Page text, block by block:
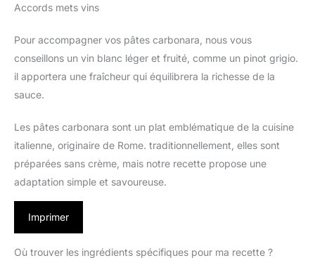
Accords mets vins
Pour accompagner vos pâtes carbonara, nous vous
conseillons un vin blanc léger et fruité, comme un pinot grigio.
il apportera une fraîcheur qui équilibrera la richesse de la
sauce.
Les pâtes carbonara sont un plat emblématique de la cuisine
italienne, originaire de Rome. traditionnellement, elles sont
préparées sans crème, mais notre recette propose une
adaptation simple et savoureuse.
Imprimer
Où trouver les ingrédients spécifiques pour ma recette ?